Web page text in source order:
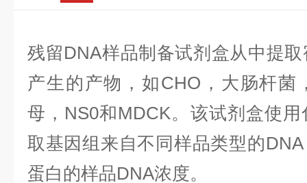
残留DNA样品制备试剂盒从中提
产生的产物，如CHO，大肠杆菌
母，NS0和MDCK。该试剂盒使
取基因组来自不同样品类型的
蛋白的样品DNA浓度。